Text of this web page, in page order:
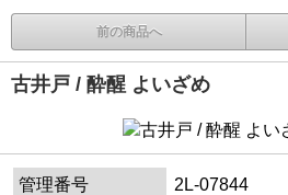
前の商品へ
古井戸 / 酔醒 よいざめ
管理番号
2L-07844